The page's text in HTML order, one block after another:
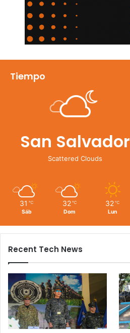
Tiempo
San Salvador
Scattered Clouds
31 ℃
Sáb
32 ℃
Dom
32 ℃
Lun
Recent Tech News